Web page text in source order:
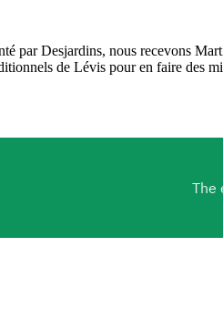
par Desjardins, nous recevons
de Lévis pour en faire des